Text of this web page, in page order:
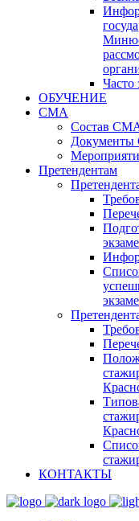
Часто
ОБУЧЕНИЕ
СМА
Состав
Претендентам
КОНТАКТЫ